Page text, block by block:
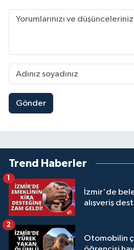
Gönder
Trend Haberler
İzmir'de
alışveriş
1
Otomobilin
2